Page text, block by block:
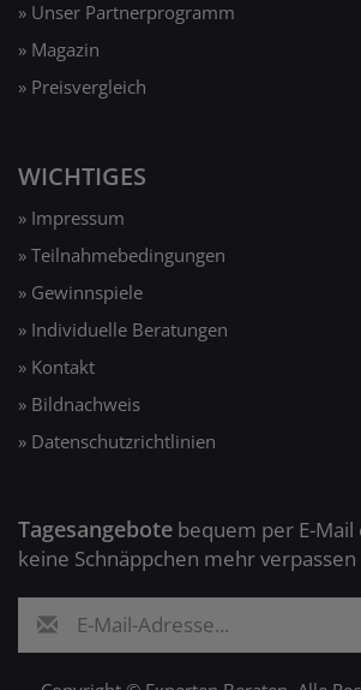
» Unser Partnerprogramm
» Magazin
» Preisvergleich
WICHTIGES
» Impressum
» Teilnahmebedingungen
» Gewinnspiele
» Individuelle Beratungen
» Kontakt
» Bildnachweis
» Datenschutzrichtlinien
Tagesangebote bequem per E-
keine Schnäppchen mehr verpassen